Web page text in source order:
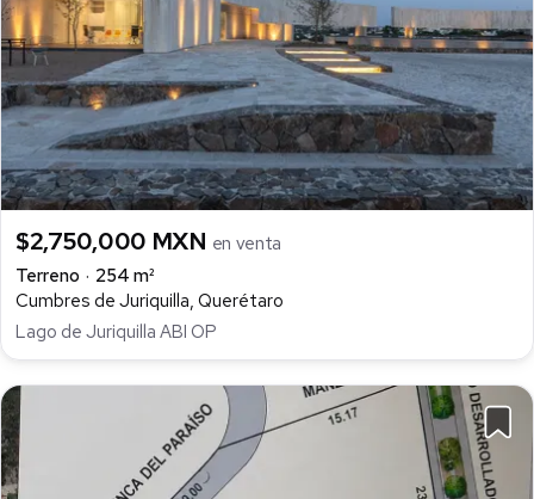
$2,750,000 MXN en venta
Terreno
254 m²
Cumbres de Juriquilla, Querétaro
Lago de Juriquilla ABI OP